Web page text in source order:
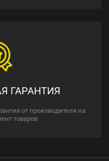
ГАРАНТИЯ
от производителя на
товаров